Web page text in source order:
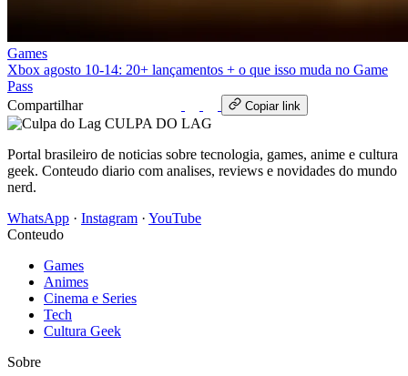
Games
Xbox agosto 10‑14: 20+ lançamentos + o que isso muda no Game
Pass
Compartilhar
Copiar link
CULPA DO LAG
Portal brasileiro de noticias sobre tecnologia, games, anime e cultura
geek. Conteudo diario com analises, reviews e novidades do mundo
nerd.
WhatsApp · Instagram · YouTube
Conteudo
Games
Animes
Cinema e Series
Tech
Cultura Geek
Sobre